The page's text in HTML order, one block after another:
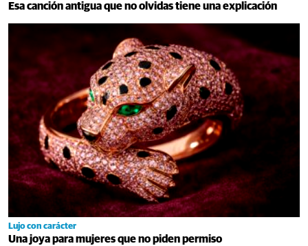
Esa canción antigua que no olvidas tiene una explicación
Lujo con carácter
Una joya para mujeres que no piden permiso